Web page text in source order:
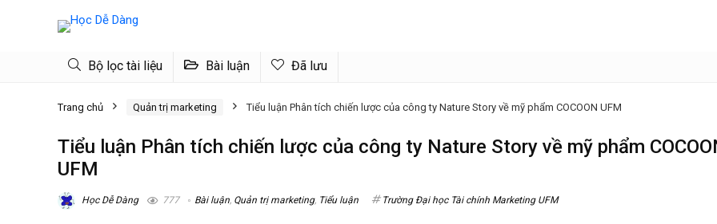
Bộ lọc tài liệu Bài luận Đã lưu
Trang chủ Quản trị marketing Tiểu luận Phân tích chiến lược của công ty Nature Story về mỹ phẩm COCOON UFM
Tiểu luận Phân tích chiến lược của công ty Nature Story về mỹ phẩm
UFM
Học Dễ Dàng 777 Bài luận, Quản trị marketing, Tiểu luận Trường Đại học Tài chính Marketing UFM